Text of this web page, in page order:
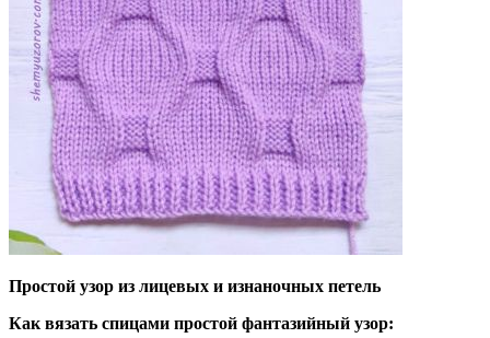
Простой узор из лицевых и изнаночных петель
Как вязать спицами простой фантазийный узор: